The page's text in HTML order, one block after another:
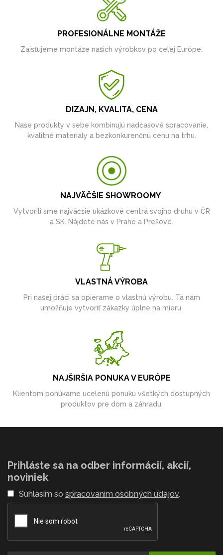
PROFESIONÁLNE MONTÁŽE
Zaisťujeme montáže našich výrobkov po celej Európe.
DIZAJN, KVALITA, CENA
Naše produkty v sebe kombinujú nadčasové spracovanie,
kvalitné materiály a bezkonkurenčnú cenu na trhu.
NAJVÄČŠIE SHOWROOMY
Vytvorili sme najväčšie ukážkové centrá svojho druhu v ČR
a SK. Nájdete nás v Prahe a Prešove.
VLASTNÁ VÝROBA
Pri našej práci sa opierame o vlastnú výrobu. Tá nám
umožňuje vytvoriť zákazky úplne na mieru.
NAJŠIRŠIA PONUKA V EURÓPE
Klientom ponúkame ucelenú ponuku všetkých dostupných
produktov pre dom a záhradu.
Prihláste sa na odber informácií, akcií,
noviniek
Súhlasím so spracovaním osobných údajov.